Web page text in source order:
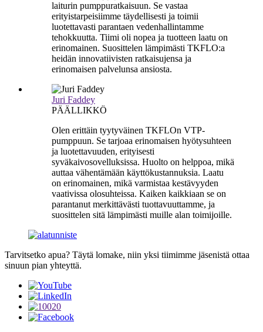
laiturin pumppuratkaisuun. Se vastaa
erityistarpeisiimme täydellisesti ja toimii
luotettavasti parantaen vedenhallintamme
tehokkuutta. Tiimi oli nopea ja tuotteen laatu on
erinomainen. Suosittelen lämpimästi TKFLO:a
heidän innovatiivisten ratkaisujensa ja
erinomaisen palvelunsa ansiosta.
Juri Faddey
PÄÄLLIKKÖ
Olen erittäin tyytyväinen TKFLOn VTP-
pumppuun. Se tarjoaa erinomaisen hyötysuhteen
ja luotettavuuden, erityisesti
syväkaivosovelluksissa. Huolto on helppoa, mikä
auttaa vähentämään käyttökustannuksia. Laatu
on erinomainen, mikä varmistaa kestävyyden
vaativissa olosuhteissa. Kaiken kaikkiaan se on
parantanut merkittävästi tuottavuuttamme, ja
suosittelen sitä lämpimästi muille alan toimijoille.
Tarvitsetko apua? Täytä lomake, niin yksi tiimimme jäsenistä ottaa
sinuun pian yhteyttä.